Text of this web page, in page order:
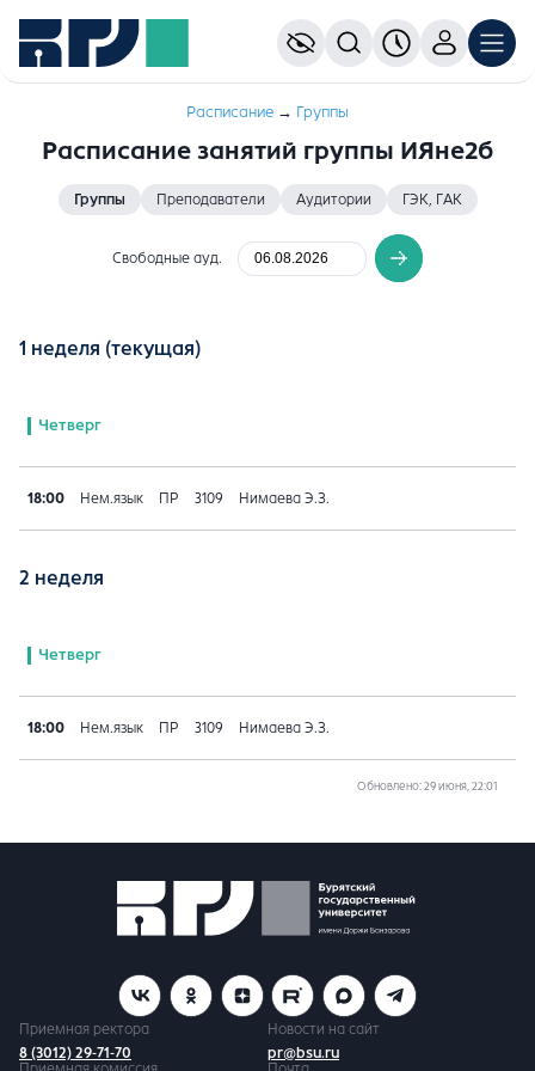
Расписание → Группы
Расписание занятий группы ИЯне2б
Группы Преподаватели Аудитории ГЭК, ГАК
Свободные ауд.
1 неделя (текущая)
Четверг
18:00 Нем.язык ПР 3109 Нимаева Э.З.
2 неделя
Четверг
18:00 Нем.язык ПР 3109 Нимаева Э.З.
Обновлено: 29 июня, 22:01
Приемная ректора
8 (3012) 29-71-70
Новости на сайт
pr@bsu.ru